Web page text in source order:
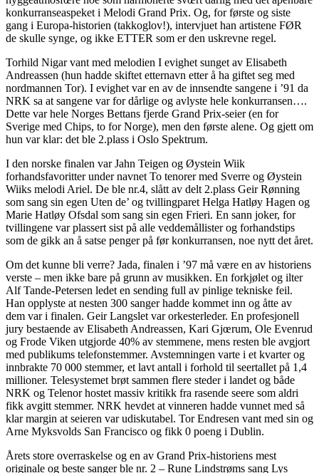
konkurranseaspeket i Melodi Grand Prix. Og, for første og siste
gang i Europa-historien (takkoglov!), intervjuet han artistene FØR
de skulle synge, og ikke ETTER som er den uskrevne regel.
Torhild Nigar vant med melodien I evighet sunget av Elisabeth
Andreassen (hun hadde skiftet etternavn etter å ha giftet seg med
nordmannen Tor). I evighet var en av de innsendte sangene i ’91 da
NRK sa at sangene var for dårlige og avlyste hele konkurransen….
Dette var hele Norges Bettans fjerde Grand Prix-seier (en for
Sverige med Chips, to for Norge), men den første alene. Og gjett om
hun var klar: det ble 2.plass i Oslo Spektrum.
I den norske finalen var Jahn Teigen og Øystein Wiik
forhandsfavoritter under navnet To tenorer med Sverre og Øystein
Wiiks melodi Ariel. De ble nr.4, slått av delt 2.plass Geir Rønning
som sang sin egen Uten de’ og tvillingparet Helga Hatløy Hagen og
Marie Hatløy Ofsdal som sang sin egen Frieri. En sann joker, for
tvillingene var plassert sist på alle veddemållister og forhandstips
som de gikk an å satse penger på før konkurransen, noe nytt det året.
Om det kunne bli verre? Jada, finalen i ’97 må være en av historiens
verste – men ikke bare på grunn av musikken. En forkjølet og ilter
Alf Tande-Petersen ledet en sending full av pinlige tekniske feil.
Han opplyste at nesten 300 sanger hadde kommet inn og åtte av
dem var i finalen. Geir Langslet var orkesterleder. En profesjonell
jury bestaende av Elisabeth Andreassen, Kari Gjœrum, Ole Evenrud
og Frode Viken utgjorde 40% av stemmene, mens resten ble avgjort
med publikums telefonstemmer. Avstemningen varte i et kvarter og
innbrakte 70 000 stemmer, et lavt antall i forhold til seertallet på 1,4
millioner. Telesystemet brøt sammen flere steder i landet og både
NRK og Telenor hostet massiv kritikk fra rasende seere som aldri
fikk avgitt stemmer. NRK hevdet at vinneren hadde vunnet med så
klar margin at seieren var udiskutabel. Tor Endresen vant med sin og
Arne Myksvolds San Francisco og fikk 0 poeng i Dublin.
Årets store overraskelse og en av Grand Prix-historiens mest
originale og beste sanger ble nr. 2 – Rune Lindstrøms sang Lys